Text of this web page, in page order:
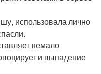
использовала лично
немало
и выпадение